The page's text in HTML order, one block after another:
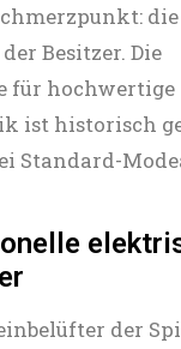
die
Besitzer. Die
für hochwertige
ist historisch
Standard-
der